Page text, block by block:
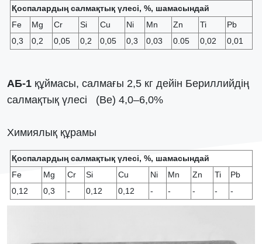
Қоспалардың салмақтық үлесі, %, шамасындай
Fe
Mg Cr Si Cu Ni Mn Zn Ti
Pb
0,3
0,2 0,05 0,2 0,05 0,3 0,03 0.05 0,02 0,01
АБ-1 құймасы, салмағы 2,5 кг дейін Бериллийдің
салмақтық үлесі (Ве) 4,0–6,0%
Химиялық құрамы
Қоспалардың салмақтық үлесі, %, шамасындай
Fe
Mg Cr Si Cu Ni Mn Zn Ti
Pb
0,12
0,3 - 0,12 0,12 - - - - -